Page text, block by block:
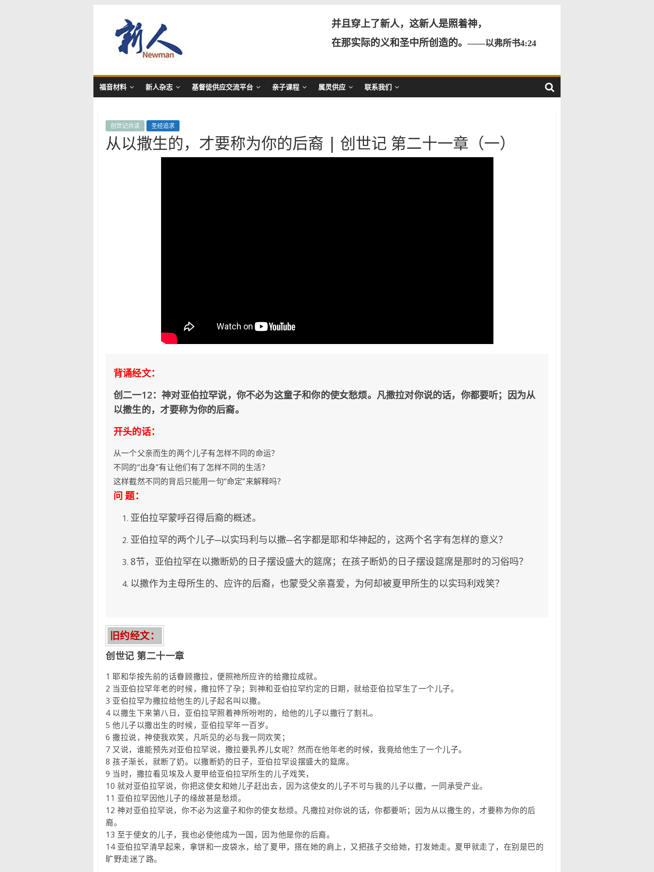
content新
人
NewMan
并且穿上了新人，这新人是照着神，
在那实际的义和圣中所创造的。——以弗所书4:24
福音材料 新人杂志 基督徒供应交流平台 亲子课程 属灵供应 联系我们
创世记共读 圣经追求
从以撒生的，才要称为你的后裔 | 创世记 第二十一章（一）
背诵经文：
创二一12：神对亚伯拉罕说，你不必为这童子和你的使女愁烦。凡撒拉对你说的话，你都要听；因为从
以撒生的，才要称为你的后裔。
开头的话：
从一个父亲而生的两个儿子有怎样不同的命运？
不同的“出身”有让他们有了怎样不同的生活？
这样截然不同的背后只能用一句“命定”来解释吗？
问 题：
亚伯拉罕蒙呼召得后裔的概述。
亚伯拉罕的两个儿子─以实玛利与以撒─名字都是耶和华神起的，这两个名字有怎样的意义？
8节，亚伯拉罕在以撒断奶的日子摆设盛大的筵席；在孩子断奶的日子摆设筵席是那时的习俗吗？
以撒作为主母所生的、应许的后裔，也蒙受父亲喜爱，为何却被夏甲所生的以实玛利戏笑？
旧约经文：
创世记 第二十一章
1 耶和华按先前的话眷顾撒拉，便照祂所应许的给撒拉成就。
2 当亚伯拉罕年老的时候，撒拉怀了孕；到神和亚伯拉罕约定的日期，就给亚伯拉罕生了一个儿子。
3 亚伯拉罕为撒拉给他生的儿子起名叫以撒。
4 以撒生下来第八日，亚伯拉罕照着神所吩咐的，给他的儿子以撒行了割礼。
5 他儿子以撒出生的时候，亚伯拉罕年一百岁。
6 撒拉说，神使我欢笑，凡听见的必与我一同欢笑；
7 又说，谁能预先对亚伯拉罕说，撒拉要乳养儿女呢？然而在他年老的时候，我竟给他生了一个儿子。
8 孩子渐长，就断了奶。以撒断奶的日子，亚伯拉罕设摆盛大的筵席。
9 当时，撒拉看见埃及人夏甲给亚伯拉罕所生的儿子戏笑，
10 就对亚伯拉罕说，你把这使女和她儿子赶出去，因为这使女的儿子不可与我的儿子以撒，一同承受产业。
11 亚伯拉罕因他儿子的缘故甚是愁烦。
12 神对亚伯拉罕说，你不必为这童子和你的使女愁烦。凡撒拉对你说的话，你都要听；因为从以撒生的，才要称为你的后
裔。
13 至于使女的儿子，我也必使他成为一国，因为他是你的后裔。
14 亚伯拉罕清早起来，拿饼和一皮袋水，给了夏甲，搭在她的肩上，又把孩子交给她，打发她走。夏甲就走了，在别是巴的
旷野走迷了路。